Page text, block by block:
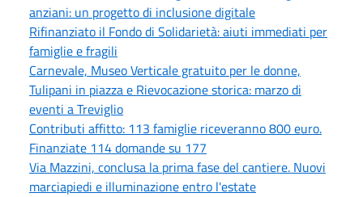
anziani: un progetto di inclusione digitale
Rifinanziato il Fondo di Solidarietà: aiuti immediati per
famiglie e fragili
Carnevale, Museo Verticale gratuito per le donne,
Tulipani in piazza e Rievocazione storica: marzo di
eventi a Treviglio
Contributi affitto: 113 famiglie riceveranno 800 euro.
Finanziate 114 domande su 177
Via Mazzini, conclusa la prima fase del cantiere. Nuovi
marciapiedi e illuminazione entro l'estate